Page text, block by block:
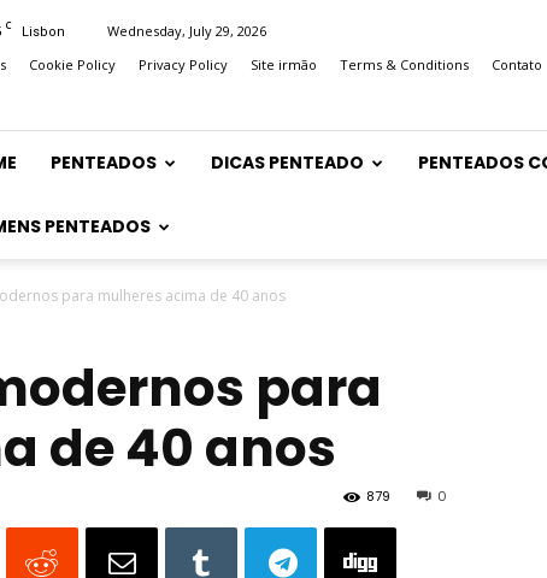
C Lisbon
Wednesday, July 29, 2026
Cookie Policy Privacy Policy Site irmão Terms & Conditions Contato
PENTEADOS DICAS PENTEADO PENTEADOS
PENTEADOS
para mulheres acima de 40 anos
para
de 40 anos
0
879